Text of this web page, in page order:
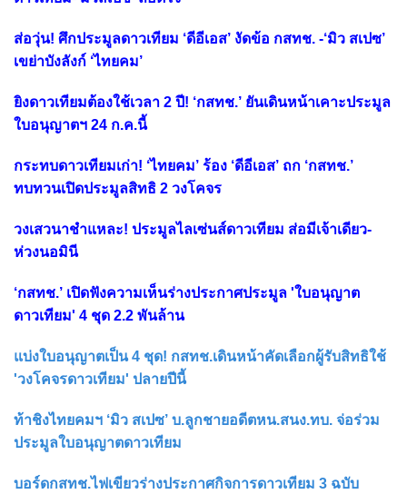
ส่อวุ่น! ศึกประมูลดาวเทียม ‘ดีอีเอส’ งัดข้อ กสทช. -‘มิว สเปซ’
เขย่าบังลังก์ ‘ไทยคม’
ยิงดาวเทียมต้องใช้เวลา 2 ปี! ‘กสทช.’ ยันเดินหน้าเคาะประมูล
ใบอนุญาตฯ 24 ก.ค.นี้
กระทบดาวเทียมเก่า! ‘ไทยคม’ ร้อง ‘ดีอีเอส’ ถก ‘กสทช.’
ทบทวนเปิดประมูลสิทธิ 2 วงโคจร
วงเสวนาชำแหละ! ประมูลไลเซ่นส์ดาวเทียม ส่อมีเจ้าเดียว-
ห่วงนอมินี
‘กสทช.’ เปิดฟังความเห็นร่างประกาศประมูล 'ใบอนุญาต
ดาวเทียม' 4 ชุด 2.2 พันล้าน
แบ่งใบอนุญาตเป็น 4 ชุด! กสทช.เดินหน้าคัดเลือกผู้รับสิทธิใช้
'วงโคจรดาวเทียม' ปลายปีนี้
ท้าชิงไทยคมฯ ‘มิว สเปซ’ บ.ลูกชายอดีตหน.สนง.ทบ. จ่อร่วม
ประมูลใบอนุญาตดาวเทียม
บอร์ดกสทช.ไฟเขียวร่างประกาศกิจการดาวเทียม 3 ฉบับ